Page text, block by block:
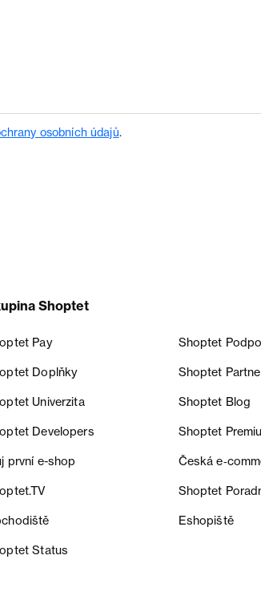
osobních údajů.
Shoptet
Pay Shoptet
Doplňky Shoptet
Univerzita Shoptet Blog
Developers Shoptet
první e-shop Česká
Shoptet
Eshopiště
Status